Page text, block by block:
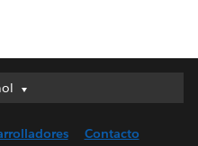
(UK)
Contacto